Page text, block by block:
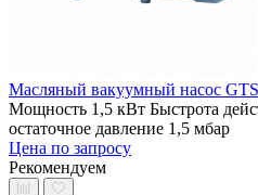
Масляный вакуумный насос
Мощность 1,5 кВт Быстрота
остаточное давление 1,5 мбар
Цена по запросу
Рекомендуем